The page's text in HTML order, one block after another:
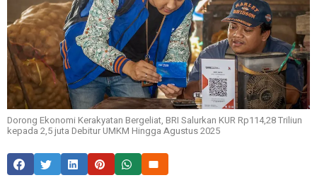
Dorong Ekonomi Kerakyatan Bergeliat, BRI Salurkan KUR Rp114,28 Triliun
kepada 2,5 juta Debitur UMKM Hingga Agustus 2025